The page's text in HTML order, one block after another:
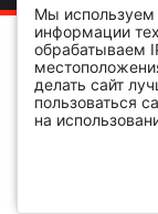
ОБРАТИТЕ
Вы
завершено и
во
Реклама на
© 2026
Разработка и
Мы используем
информации
обрабатываем
делать сайт
пользоваться
на